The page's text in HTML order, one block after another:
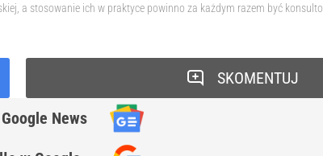
a stosowanie ich w praktyce powinno za każdym razem być
Google News
SKOMENTUJ